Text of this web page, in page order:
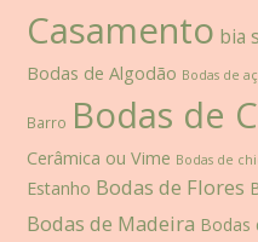
Casamento bia
Bodas de Algodão Bodas de
Barro Bodas de
Cerâmica ou Vime Bodas de
Estanho Bodas de Flores
Bodas de Madeira Bodas